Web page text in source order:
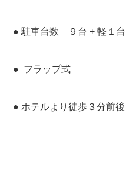
● 駐車台数 ９台 + 軽１台
● フラップ式
● ホテルより徒歩３分前後